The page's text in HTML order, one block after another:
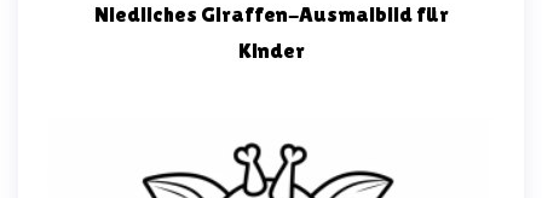
Niedliches Giraffen-Ausmalbild für
Kinder